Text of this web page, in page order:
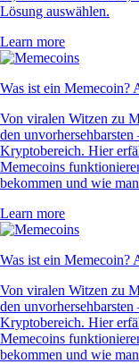
Lösung auswählen.
Learn more
Was ist ein Memecoin?
Von viralen Witzen zu
den
Kryptobereich. Hier
Memecoins
bekommen und wie
Learn more
Was ist ein Memecoin?
Von viralen Witzen zu
den
Kryptobereich. Hier
Memecoins
bekommen und wie